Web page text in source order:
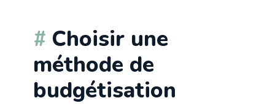
Choisir une
méthode de
budgétisation